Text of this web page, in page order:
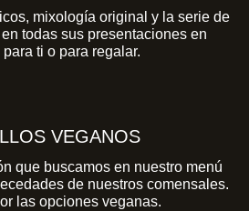
mixología original y la serie de
todas sus presentaciones en
para ti o para regalar.
VEGANOS
que buscamos en nuestro menú
de nuestros comensales.
las opciones veganas.